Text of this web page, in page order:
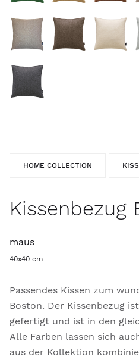
HOME COLLECTION
Kissenbezug
maus
40x40 cm
Passendes Kissen zum
Boston. Der Kissenbezug
gefertigt und ist in den
Alle Farben lassen sich
aus der Kollektion